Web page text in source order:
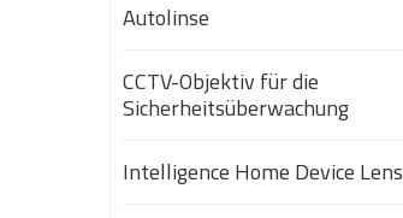
Autolinse
CCTV-Objektiv für die
Sicherheitsüberwachung
Intelligence Home Device Lens